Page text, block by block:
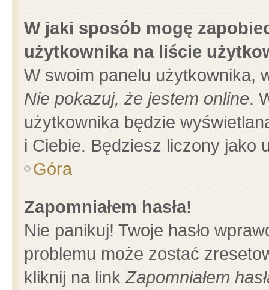
W jaki sposób mogę
użytkownika na liście
W swoim panelu użytkownika,
Nie pokazuj, że jestem online.
użytkownika będzie
i Ciebie. Będziesz liczony jako
Góra
Zapomniałem hasła!
Nie panikuj! Twoje hasło
problemu może zostać
kliknij na linkZapomniałem